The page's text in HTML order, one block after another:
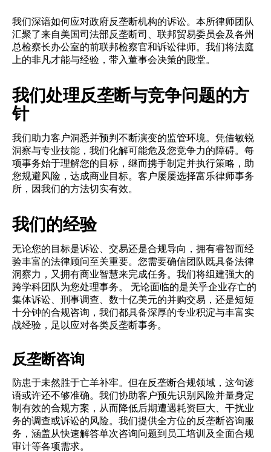
我们深谙如何应对政府反垄断机构的诉讼。本所律师团队
汇聚了来自美国司法部反垄断司、联邦贸易委员会及各州
总检察长办公室的前联邦检察官和诉讼律师。我们将法庭
上的非凡才能与经验，带入董事会决策的殿堂。
我们处理反垄断与竞争问题的方
针
我们助力客户洞悉并预判不断演变的监管环境。凭借敏锐
洞察与专业技能，我们化解可能危及您竞争力的障碍。每
项事务始于理解您的目标，继而携手制定并执行策略，助
您规避风险，达成商业目标。客户屡屡选择富乐律师事务
所，因我们的方法切实有效。
我们的经验
无论您的目标是诉讼、交易还是合规导向，拥有睿智而经
验丰富的法律顾问至关重要。您需要确信团队既具备法律
洞察力，又拥有商业智慧来完成任务。我们将组建强大的
跨学科团队为您处理事务。 无论面临的是关乎企业存亡的
集体诉讼、刑事调查、数十亿美元的并购交易，还是短短
十分钟的合规咨询，我们都具备深厚的专业积淀与丰富实
战经验，足以应对各类反垄断事务。
反垄断咨询
防患于未然胜于亡羊补牢。但在反垄断合规领域，这句谚
语或许还不够准确。我们协助客户预先识别风险并量身定
制有效的合规方案，从而降低后期遭遇耗资巨大、干扰业
务的调查或诉讼的风险。我们提供全方位的反垄断咨询服
务，涵盖从快速解答单次咨询问题到员工培训及全面合规
审计等各项需求。